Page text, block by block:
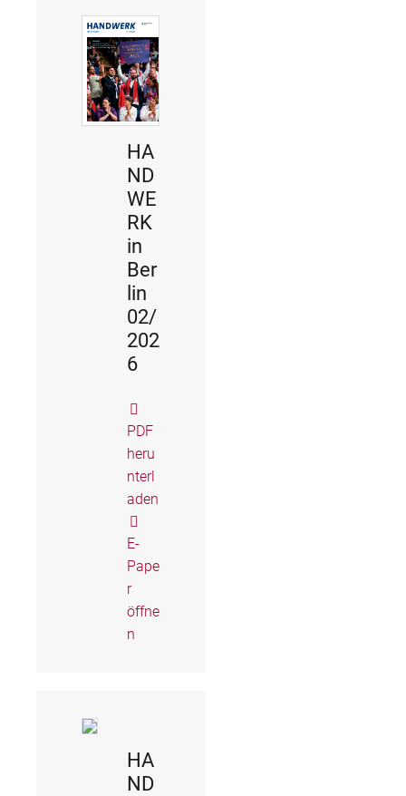
HA
ND
WE
RK
in
Ber
lin
02/
202
6
PDF
heru
nterl
aden
E-
Pape
r
öffne
n
HA
ND